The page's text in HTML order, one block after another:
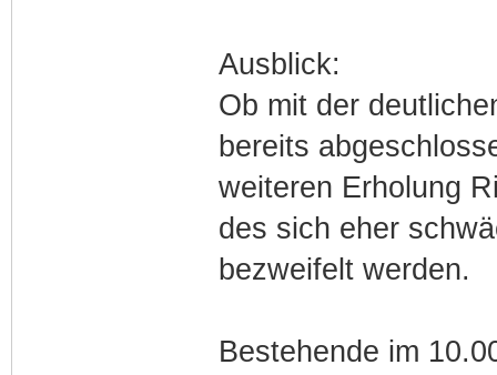
Ausblick:
Ob mit der
bereits
weiteren Erholung
des sich eher
bezweifelt werden.
Bestehende im